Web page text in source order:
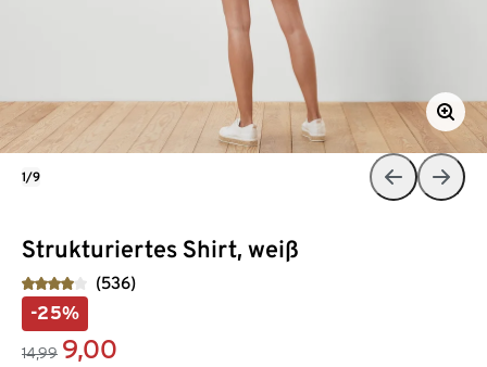
Strukturiertes Shirt, weiß
(536)
-25%
14,99 9,00
1/9